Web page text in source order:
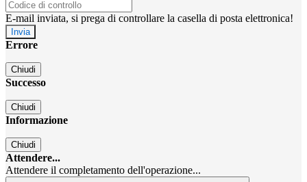
E-mail inviata, si prega di controllare la casella di posta elettronica!
Errore
Chiudi
Successo
Chiudi
Informazione
Chiudi
Attendere...
Attendere il completamento dell'operazione...